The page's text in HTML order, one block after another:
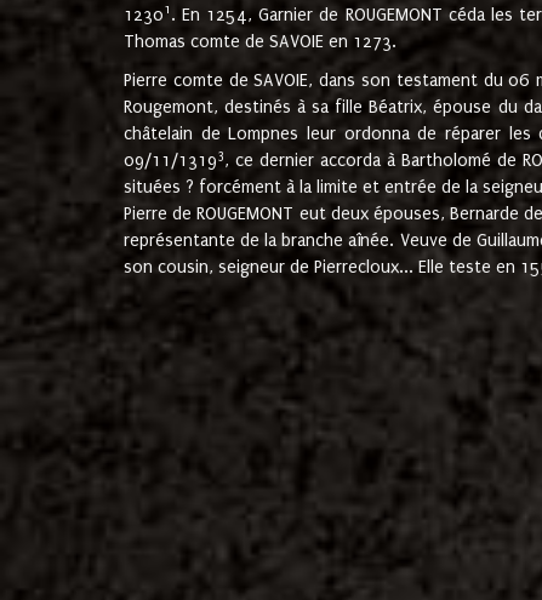
12301 . En 1254, Garnier de ROUGEMONT céda les
Thomas comte de SAVOIE en 1273.
Pierre comte de SAVOIE, dans son testament du
Rougemont, destinés à sa fille Béatrix, épouse du
châtelain de Lompnes leur ordonna de réparer les
09/11/13193, ce dernier accorda à Bartholomé de
situées ? forcément à la limite et entrée de la
Pierre de ROUGEMONT eut deux épouses, Bernarde
représentante de la branche aînée. Veuve de
son cousin, seigneur de Pierrecloux... Elle teste en